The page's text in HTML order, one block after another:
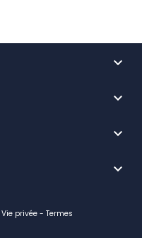




Vie privée - Termes